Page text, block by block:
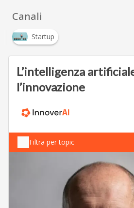
Canali
Startup
L’intelligenza
l’innovazione
Filtra per topic